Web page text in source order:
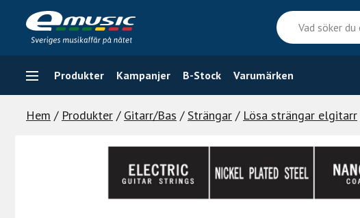
content
Vad
söker
du
efter?
Produkter Kampanjer B-Stock Varumärken
Hem / Produkter / Gitarr/Bas /Strängar / Lösa strängar elgitarr